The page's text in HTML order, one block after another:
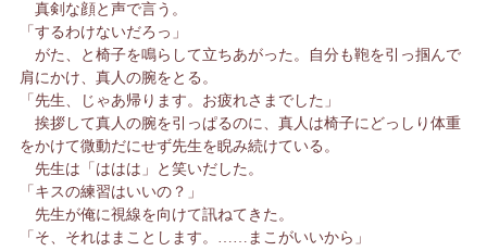
真剣な顔と声で言う。
「するわけないだろっ」
がた、と椅子を鳴らして立ちあがった。自分も鞄を引っ掴んで
肩にかけ、真人の腕をとる。
「先生、じゃあ帰ります。お疲れさまでした」
挨拶して真人の腕を引っぱるのに、真人は椅子にどっしり体重
をかけて微動だにせず先生を睨み続けている。
先生は「ははは」と笑いだした。
「キスの練習はいいの？」
先生が俺に視線を向けて訊ねてきた。
「そ、それはまことします。……まこがいいから」